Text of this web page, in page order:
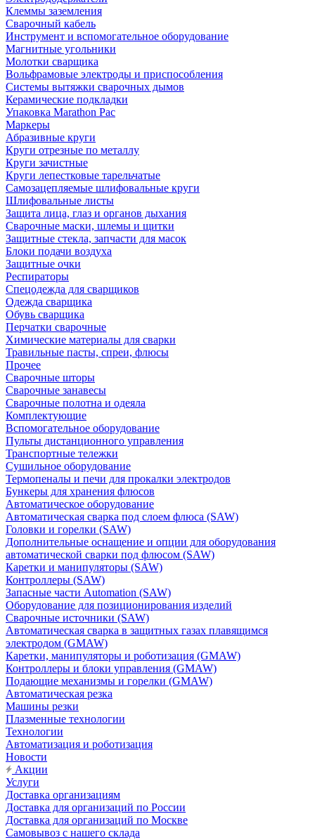
Клеммы заземления
Сварочный кабель
Инструмент и вспомогательное оборудование
Магнитные угольники
Молотки сварщика
Вольфрамовые электроды и приспособления
Системы вытяжки сварочных дымов
Керамические подкладки
Упаковка Marathon Pac
Маркеры
Абразивные круги
Круги отрезные по металлу
Круги зачистные
Круги лепестковые тарельчатые
Самозацепляемые шлифовальные круги
Шлифовальные листы
Защита лица, глаз и органов дыхания
Сварочные маски, шлемы и щитки
Защитные стекла, запчасти для масок
Блоки подачи воздуха
Защитные очки
Респираторы
Спецодежда для сварщиков
Одежда сварщика
Обувь сварщика
Перчатки сварочные
Химические материалы для сварки
Травильные пасты, спреи, флюсы
Прочее
Сварочные шторы
Сварочные занавесы
Сварочные полотна и одеяла
Комплектующие
Вспомогательное оборудование
Пульты дистанционного управления
Транспортные тележки
Сушильное оборудование
Термопеналы и печи для прокалки электродов
Бункеры для хранения флюсов
Автоматическое оборудование
Автоматическая сварка под слоем флюса (SAW)
Головки и горелки (SAW)
Дополнительные оснащение и опции для оборудования
автоматической сварки под флюсом (SAW)
Каретки и манипуляторы (SAW)
Контроллеры (SAW)
Запасные части Automation (SAW)
Оборудование для позиционирования изделий
Сварочные источники (SAW)
Автоматическая сварка в защитных газах плавящимся
электродом (GMAW)
Каретки, манипуляторы и роботизация (GMAW)
Контроллеры и блоки управления (GMAW)
Подающие механизмы и горелки (GMAW)
Автоматическая резка
Машины резки
Плазменные технологии
Технологии
Автоматизация и роботизация
Новости
Акции
Услуги
Доставка организациям
Доставка для организаций по России
Доставка для организаций по Москве
Самовывоз с нашего склада